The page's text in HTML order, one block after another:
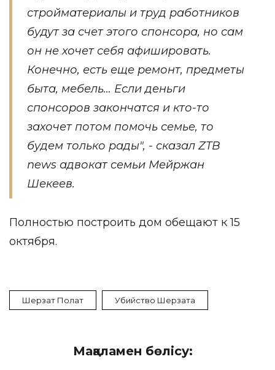
стройматериалы и труд работников
будут за счет этого спонсора, но сам
он не хочет себя афишировать.
Конечно, есть еще ремонт, предметы
быта, мебель… Если деньги
спонсоров закончатся и кто-то
захочет потом помочь семье, то
будем только рады", - сказал ZTB
news адвокат семьи Мейржан
Шекеев.
Полностью построить дом обещают к 15
октября.
Шерзат Полат Убийство Шерзата
Мақаламен бөлісу: